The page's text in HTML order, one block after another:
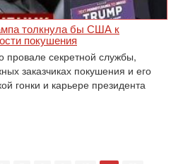
толкнула бы США к
покушения
провале секретной службы,
заказчиках покушения и его
гонки и карьере президента